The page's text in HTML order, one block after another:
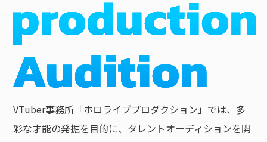
VTuber事務所「ホロライブプロダクション」では、多
彩な才能の発掘を目的に、タレントオーディションを開